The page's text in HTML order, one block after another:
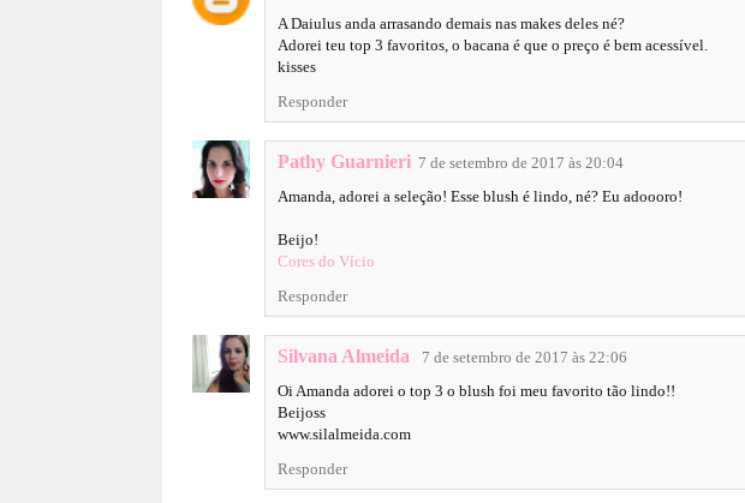
A Daiulus anda arrasando demais nas makes deles né?
Adorei teu top 3 favoritos, o bacana é que o preço é bem acessível.
kisses
Responder
Pathy Guarnieri 7 de setembro de 2017 às 20:04
Amanda, adorei a seleção! Esse blush é lindo, né? Eu adoooro!
Beijo!
Cores do Vício
Responder
Silvana Almeida
7 de setembro de 2017 às 22:06
Oi Amanda adorei o top 3 o blush foi meu favorito tão lindo!!
Beijoss
www.silalmeida.com
Responder